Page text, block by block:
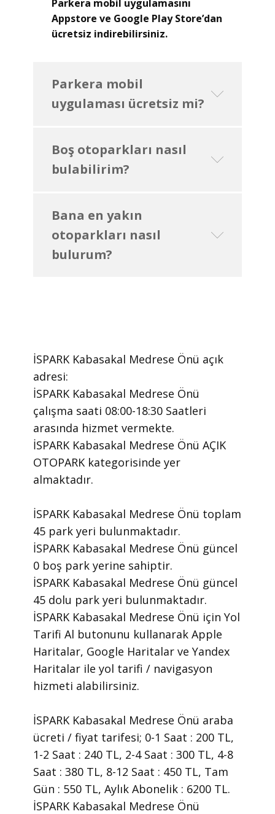
Parkera mobil uygulamasını
Appstore ve Google Play Store’dan
ücretsiz indirebilirsiniz.
Parkera mobil
uygulaması ücretsiz mi?
Boş otoparkları nasıl
bulabilirim?
Bana en yakın
otoparkları nasıl
bulurum?
İSPARK Kabasakal Medrese Önü ​açık
adresi:
İSPARK Kabasakal Medrese Önü ​
çalışma saati 08:00-18:30 Saatleri
arasında ​hizmet vermekte.
​İSPARK Kabasakal Medrese Önü AÇIK
OTOPARK kategorisinde yer
almaktadır.
İSPARK Kabasakal Medrese Önü toplam
45 park yeri bulunmaktadır.
İSPARK Kabasakal Medrese Önü güncel
0 boş park yerine sahiptir.
İSPARK Kabasakal Medrese Önü güncel
45 dolu park yeri bulunmaktadır.
İSPARK Kabasakal Medrese Önü için Yol
Tarifi Al butonunu kullanarak Apple
Haritalar, Google Haritalar ve Yandex
Haritalar ile yol tarifi / navigasyon
hizmeti alabilirsiniz.
İSPARK Kabasakal Medrese Önü araba
ücreti / fiyat tarifesi; 0-1 Saat : 200 TL,
1-2 Saat : 240 TL, 2-4 Saat : 300 TL, 4-8
Saat : 380 TL, 8-12 Saat : 450 TL, Tam
Gün : 550 TL, Aylık Abonelik : 6200 TL.
İSPARK Kabasakal Medrese Önü